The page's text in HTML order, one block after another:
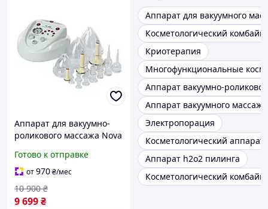
Аппарат для вакуумно-
роликового массажа Nova
Готово к отправке
от970₴/мес
9 699₴
10 900 ₴
Аппарат для вакуумного
Косметологический
Криотерапия
Многофункциональные
Аппарат вакуумно-
Аппарат вакуумного
Электропорация
Косметологический аппарат
Аппарат h2o2 пилинга
Косметологический комбайн